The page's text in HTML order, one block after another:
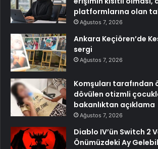
platformlarına olan
Ağustos 7, 2026
Ankara Keçiören’de
sergi
Ağustos 7, 2026
Komşuları tarafından
dövülen otizmli
bakanlıktan açıklama
Ağustos 7, 2026
Diablo IV’ün Switch 2
Önümüzdeki Ay